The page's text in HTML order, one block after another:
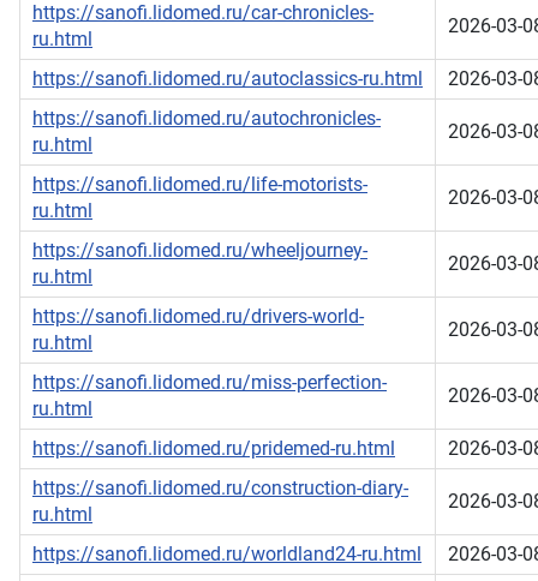
https://sanofi.lidomed.ru/car-chronicles-
ru.html
2026-03-
https://sanofi.lidomed.ru/autoclassics-ru.html
2026-03-
https://sanofi.lidomed.ru/autochronicles-
ru.html
2026-03-
https://sanofi.lidomed.ru/life-motorists-
ru.html
2026-03-
https://sanofi.lidomed.ru/wheeljourney-
ru.html
2026-03-
https://sanofi.lidomed.ru/drivers-world-
ru.html
2026-03-
https://sanofi.lidomed.ru/miss-perfection-
ru.html
2026-03-
https://sanofi.lidomed.ru/pridemed-ru.html
2026-03-
https://sanofi.lidomed.ru/construction-diary-
ru.html
2026-03-
https://sanofi.lidomed.ru/worldland24-ru.html
2026-03-